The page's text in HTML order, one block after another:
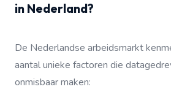
in Nederland?
De Nederlandse arbeidsmarkt
aantal unieke factoren die
onmisbaar maken: